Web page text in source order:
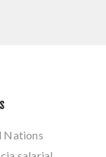
Nations